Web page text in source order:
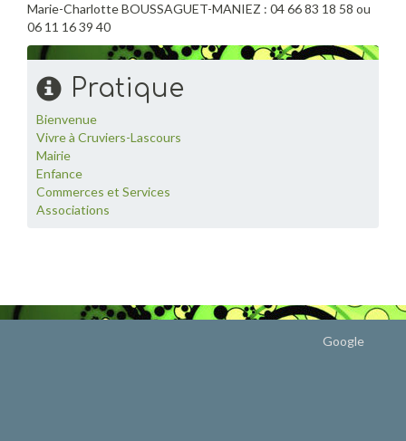
Marie-Charlotte BOUSSAGUET-MANIEZ : 04 66 83 18 58 ou
06 11 16 39 40
Pratique
Bienvenue
Vivre à Cruviers-Lascours
Mairie
Enfance
Commerces et Services
Associations
Google